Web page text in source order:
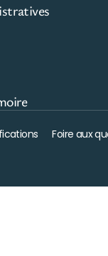
Foire aux